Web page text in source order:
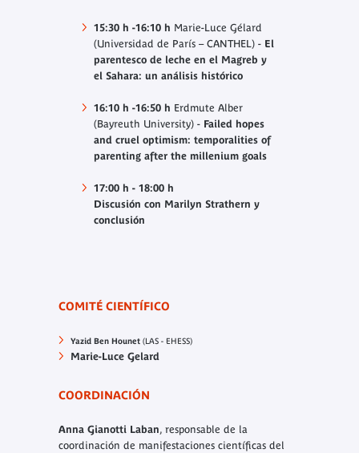
15:30 h -16:10 h Marie-Luce Gélard
(Universidad de París – CANTHEL) - El
parentesco de leche en el Magreb y
el Sahara: un análisis histórico
16:10 h -16:50 h Erdmute Alber
(Bayreuth University) - Failed hopes
and cruel optimism: temporalities of
parenting after the millenium goals
17:00 h - 18:00 h
Discusión con Marilyn Strathern y
conclusión
COMITÉ CIENTÍFICO
Yazid Ben Hounet(LAS - EHESS)
Marie-Luce Gelard
COORDINACIÓN
Anna Gianotti Laban, responsable de la
coordinación de manifestaciones científicas del